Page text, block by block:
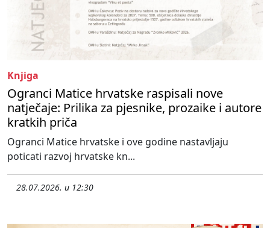
Knjiga
Ogranci Matice hrvatske raspisali nove
natječaje: Prilika za pjesnike, prozaike i autore
kratkih priča
Ogranci Matice hrvatske i ove godine nastavljaju
poticati razvoj hrvatske kn...
28.07.2026. u 12:30